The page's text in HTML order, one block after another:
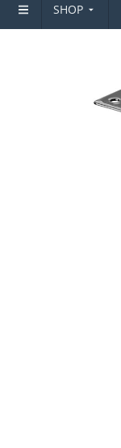
SHOP
Möbelfüße